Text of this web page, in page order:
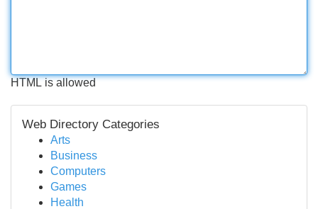
HTML is allowed
Web Directory Categories
Arts
Business
Computers
Games
Health